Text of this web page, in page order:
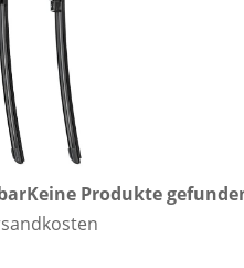
Keine Produkte